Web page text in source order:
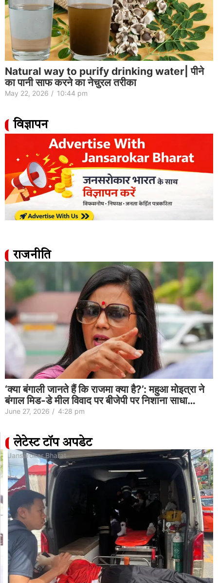
Natural way to purify drinking water| पीने
का पानी साफ करने का नेचुरल तरीका
May 22, 2026 / 10:44 pm
विज्ञापन
राजनीति
‘क्या बंगाली जानते हैं कि राजमा क्या है?’: महुआ मोइत्रा ने
बंगाल मिड-डे मील विवाद पर बीजेपी पर निशाना साधा…
June 27, 2026 / 4:28 pm
लेटेस्ट टॉप अपडेट
Jansarokar Bharat